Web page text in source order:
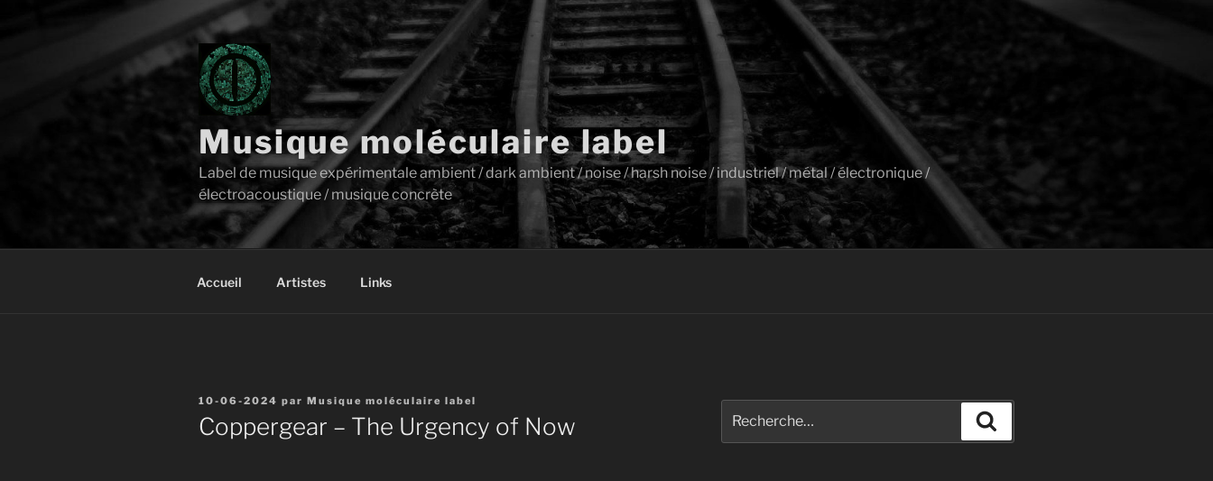
Musique moléculaire label
Label de musique expérimentale ambient / dark ambient / noise / harsh noise / industriel / métal / électronique /
électroacoustique / musique concrète
Accueil Artistes Links
Publié
le
10-06-2024 par Musique moléculaire label
Coppergear – The Urgency of Now
pour
: